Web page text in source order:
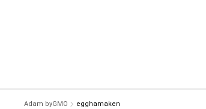
Adam byGMO egghamaken